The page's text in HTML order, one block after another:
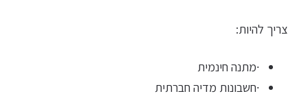
צריך להיות:
∙מתנה חינמית
∙חשבונות מדיה חברתית